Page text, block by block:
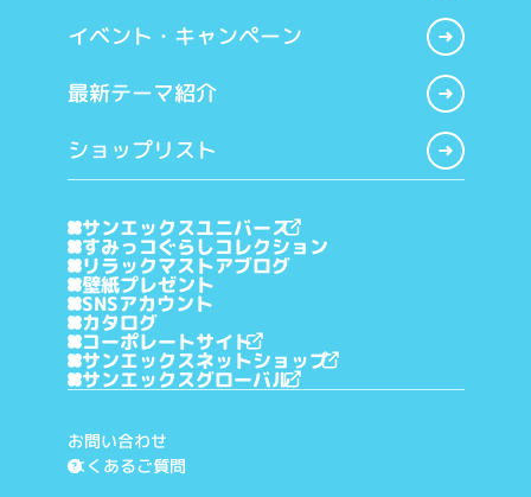
イベント・キャンペーン
最新テーマ紹介
ショップリスト
サンエックスユニバース
すみっコぐらしコレクション
リラックマストアブログ
壁紙プレゼント
SNSアカウント
カタログ
コーポレートサイト
サンエックスネットショップ
サンエックスグローバル
お問い合わせ
?
よくあるご質問